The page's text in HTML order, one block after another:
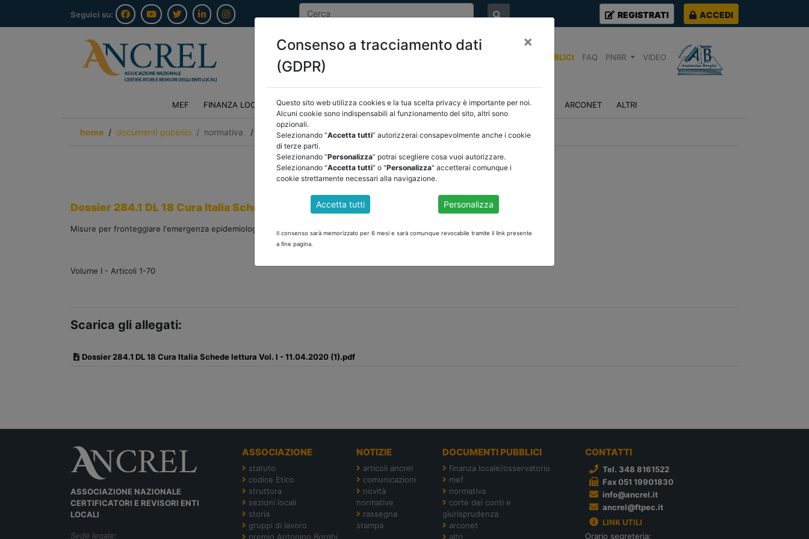
Seguici su: REGISTRATI ACCEDI
DOCUMENTI PUBBLICI FAQ PNRR VIDEO
MEF FINANZA LOCALE/OSSERVATORIO NORMATIVA CORTE DEI CONTI E GIURISPRUDENZA ARCONET ALTRI
home documenti pubblici normativa / torna indietro
DOCUMENTI PUBBLICI
Dossier 284.1 DL 18 Cura Italia Schede lettura Vol. I
Misure per fronteggiare l'emergenza epidemiologica da Covid-19 cd. "Cura Italia"
Volume I - Articoli 1-70
Scarica gli allegati:
Dossier 284.1 DL 18 Cura Italia Schede lettura Vol. I - 11.04.2020 (1).pdf
ASSOCIAZIONE NAZIONALE
CERTIFICATORI E REVISORI ENTI
LOCALI
Sede legale:
ASSOCIAZIONE
statuto
codice Etico
struttura
sezioni locali
storia
gruppi di lavoro
premio Antonino Borghi
NOTIZIE
articoli ancrel
comunicazioni
novità
normative
rassegna
stampa
DOCUMENTI PUBBLICI
finanza locale/osservatorio
mef
normativa
corte dei conti e
giurisprudenza
arconet
altri
CONTATTI
Tel. 348 8161522
Fax 051 19901830
info@ancrel.it
ancrel@ftpec.it
LINK UTILI
Orario segreteria:
Consenso a tracciamento dati
(GDPR)
×
Questo sito web utilizza cookies e la tua scelta privacy è importante per noi.
Alcuni cookie sono indispensabili al funzionamento del sito, altri sono
opzionali.
Selezionando “Accetta tutti” autorizzerai consapevolmente anche i cookie
di terze parti.
Selezionando “Personalizza” potrai scegliere cosa vuoi autorizzare.
Selezionando "Accetta tutti" o "Personalizza" accetterai comunque i
cookie strettamente necessari alla navigazione.
Accetta tutti Personalizza
Il consenso sarà memorizzato per 6 mesi e sarà comunque revocabile tramite il link presente
a fine pagina.